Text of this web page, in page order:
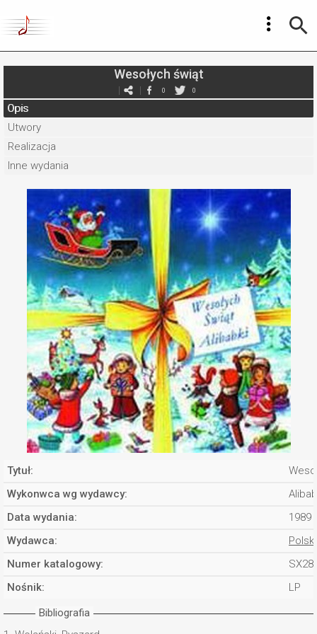
Wesołych świąt
0 0
Opis
Utwory
Realizacja
Inne wydania
Tytuł:
Wykonwca wg wydawcy:
Data wydania:
1989
Wydawca:
Numer katalogowy:
Nośnik:
LP
Bibliografia